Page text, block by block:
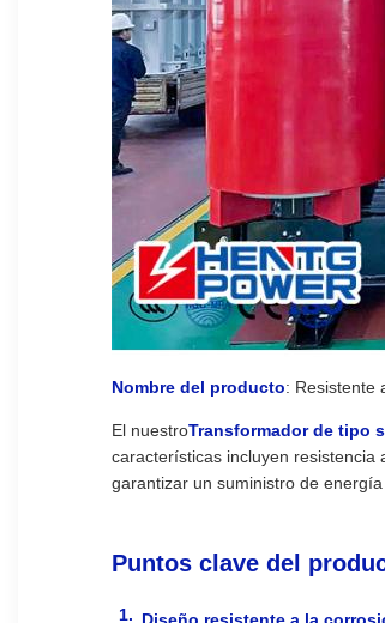
Nombre del producto: Resistente
El nuestroTransformador de tipo
características incluyen resistencia
garantizar un suministro de
Puntos clave del